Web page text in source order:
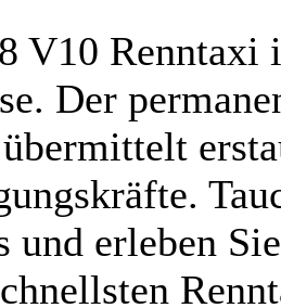
V10 Renntaxi
Der
und erleben